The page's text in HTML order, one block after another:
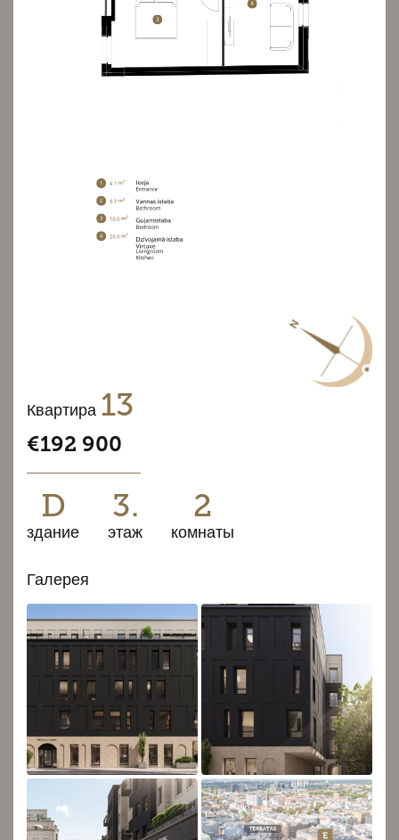
Квартира 13
€192 900
D
здание
3.
этаж
2
комнаты
Галерея